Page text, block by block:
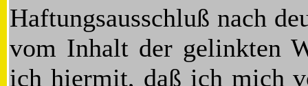
Haftungsausschluß nach
vom Inhalt der gelinkten
ich hiermit, daß ich mich